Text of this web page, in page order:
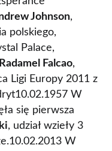
Johnson,
polskiego,
Palace,
Radamel Falcao,
Ligi Europy 2011 z
W
się pierwsza
, udział wzieły 3
W